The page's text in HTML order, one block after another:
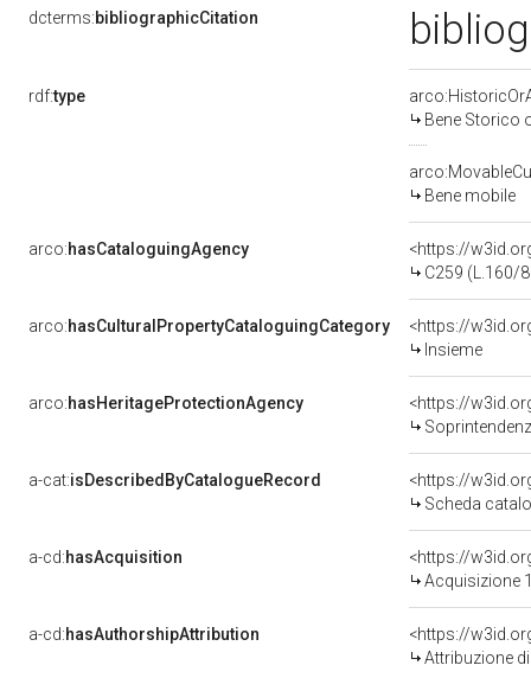
dcterms:bibliographicCitation
rdf:type
Bene Storico
Bene mobile
arco:hasCataloguingAgency
<https://
C259 (L.160/
arco:hasCulturalPropertyCataloguingCategory
<https://
Insieme
arco:hasHeritageProtectionAgency
<https://
a-cat:isDescribedByCatalogueRecord
<https://
Scheda
a-cd:hasAcquisition
<https://
Acquisizione
a-cd:hasAuthorshipAttribution
Attribuzione